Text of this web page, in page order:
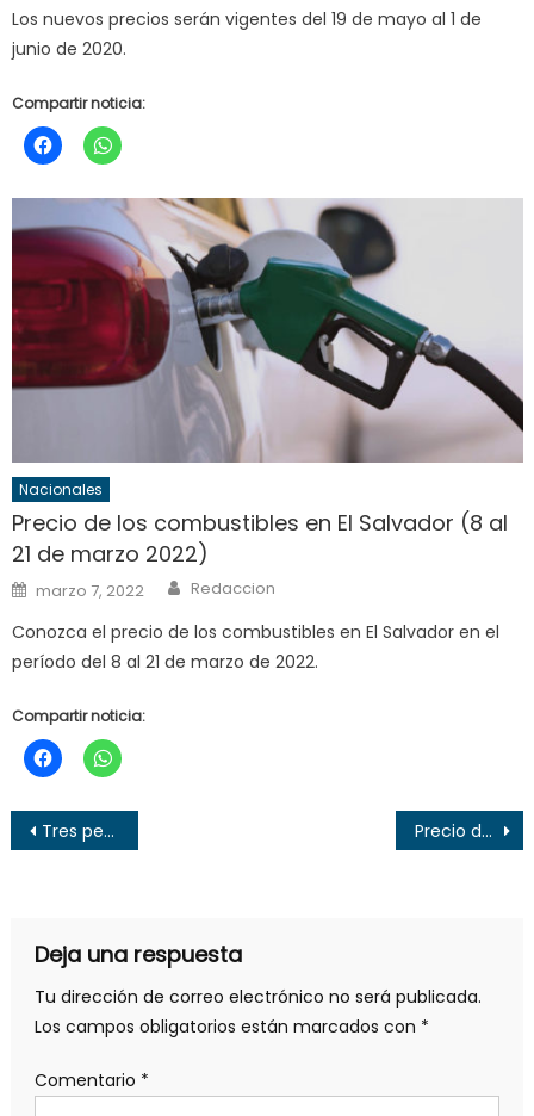
Los nuevos precios serán vigentes del 19 de mayo al 1 de
junio de 2020.
Compartir noticia:
Nacionales
Precio de los combustibles en El Salvador (8 al
21 de marzo 2022)
Posted
on
marzo 7, 2022 Author
Redaccion
Conozca el precio de los combustibles en El Salvador en el
período del 8 al 21 de marzo de 2022.
Compartir noticia:
Navegación
de
Tres personas resultan lesionadas por accidente de tránsito en Santa Ana Precio de los combustibles en El Salvador (12 al 25 de julio 2022)
Deja una respuesta
Tu dirección de correo electrónico no será publicada.
Los campos obligatorios están marcados con *
Comentario *